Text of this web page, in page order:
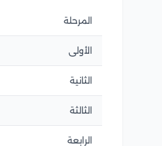
المرحلة
الأولى
الثانية
الثالثة
الرابعة